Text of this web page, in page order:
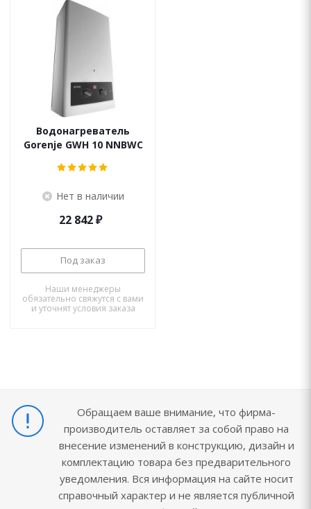
Водонагреватель
Gorenje GWH 10 NNBWC
Нет в наличии
22 842₽
Под заказ
Наши менеджеры
обязательно свяжутся с вами
и уточнят условия заказа
Обращаем ваше внимание, что фирма-
производитель оставляет за собой право на
внесение изменений в конструкцию, дизайн и
комплектацию товара без предварительного
уведомления. Вся информация на сайте носит
справочный характер и не является публичной